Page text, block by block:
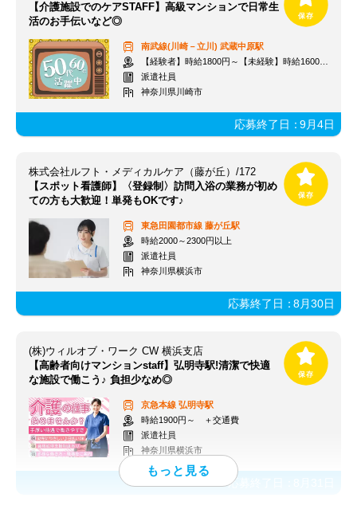
【介護施設でのケアSTAFF】高級マンションで日常生
活のお手伝いなど◎
南武線(川崎－立川) 武蔵中原駅
【経験者】時給1800円～【未経験】時給1600円～ ※交通費全額
派遣社員
神奈川県川崎市
応募終了日：9月4日
株式会社ルフト・メディカルケア（藤が丘）/172
【スポット看護師】〈登録制〉訪問入浴の業務が初め
ての方も大歓迎！単発もOKです♪
東急田園都市線 藤が丘駅
時給2000～2300円以上
派遣社員
神奈川県横浜市
応募終了日：8月30日
(株)ウィルオブ・ワーク CW 横浜支店
【高齢者向けマンションstaff】弘明寺駅!清潔で快適
な施設で働こう♪ 負担少なめ◎
京急本線 弘明寺駅
時給1900円～ ＋交通費
派遣社員
神奈川県横浜市
応募終了日：